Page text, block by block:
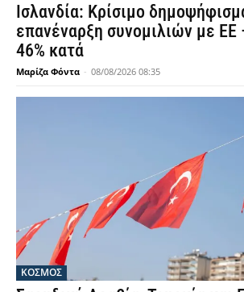
Ισλανδία: Κρίσιμο
επανέναρξη συνομιλιών με ΕΕ
46% κατά
Μαρίζα Φόντα - 08/08/2026 08:35
ΚΟΣΜΟΣ